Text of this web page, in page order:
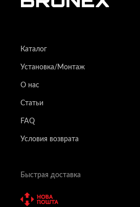
Каталог
Установка/Монтаж
О нас
Статьи
FAQ
Условия возврата
Быстрая доставка